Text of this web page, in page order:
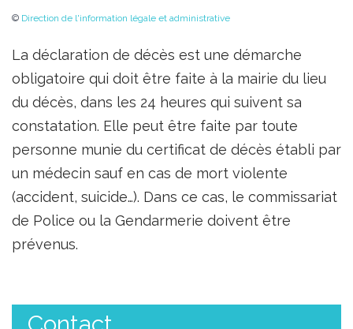
© Direction de l'information légale et administrative
La déclaration de décès est une démarche
obligatoire qui doit être faite à la mairie du lieu
du décès, dans les 24 heures qui suivent sa
constatation. Elle peut être faite par toute
personne munie du certificat de décès établi par
un médecin sauf en cas de mort violente
(accident, suicide…). Dans ce cas, le commissariat
de Police ou la Gendarmerie doivent être
prévenus.